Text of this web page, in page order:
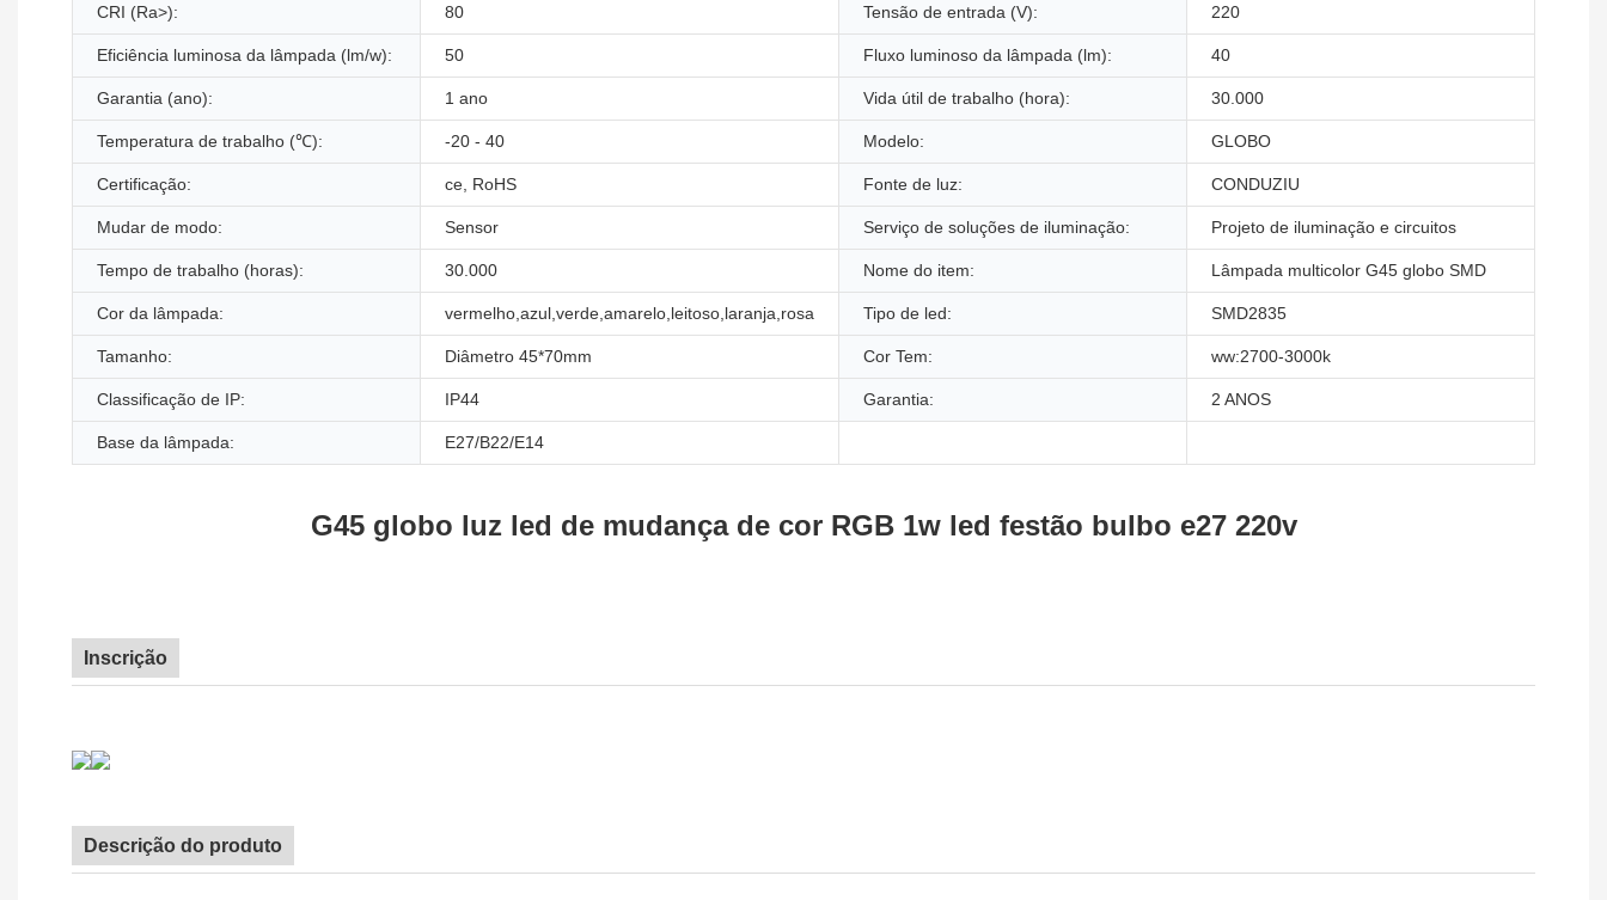
CRI (Ra>): 80 Tensão de entrada (V): 220
Eficiência luminosa da lâmpada (lm/w): 50 Fluxo luminoso da lâmpada (lm): 40
Garantia (ano): 1 ano Vida útil de trabalho (hora): 30.000
Temperatura de trabalho (℃): -20 - 40 Modelo: GLOBO
Certificação: ce, RoHS Fonte de luz: CONDUZIU
Mudar de modo: Sensor Serviço de soluções de iluminação: Projeto de iluminação e circuitos
Tempo de trabalho (horas): 30.000 Nome do item: Lâmpada multicolor G45 globo SMD
Cor da lâmpada: vermelho,azul,verde,amarelo,leitoso,laranja,rosa Tipo de led: SMD2835
Tamanho: Diâmetro 45*70mm Cor Tem: ww:2700-3000k
Classificação de IP: IP44 Garantia: 2 ANOS
Base da lâmpada: E27/B22/E14
G45 globo luz led de mudança de cor RGB 1w led festão bulbo e27 220v
Inscrição
Descrição do produto